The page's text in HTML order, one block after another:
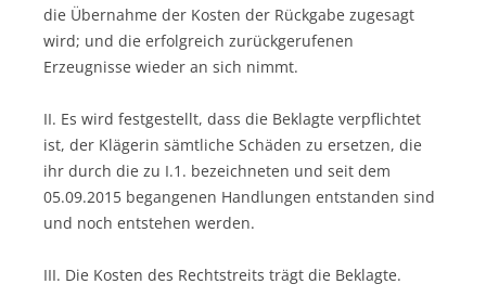
die Übernahme der Kosten der Rückgabe zugesagt
wird; und die erfolgreich zurückgerufenen
Erzeugnisse wieder an sich nimmt.
II. Es wird festgestellt, dass die Beklagte verpflichtet
ist, der Klägerin sämtliche Schäden zu ersetzen, die
ihr durch die zu I.1. bezeichneten und seit dem
05.09.2015 begangenen Handlungen entstanden sind
und noch entstehen werden.
III. Die Kosten des Rechtstreits trägt die Beklagte.